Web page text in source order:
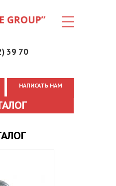
39 70
НАПИСАТЬ НАМ